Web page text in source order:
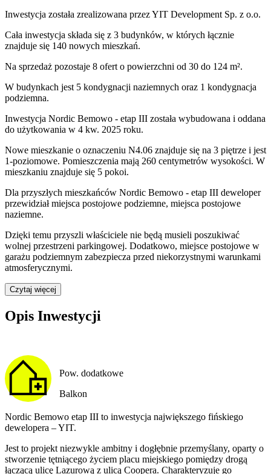
Inwestycja została zrealizowana przezYIT Development Sp. z o.o.
Cała inwestycja składa się z 3 budynków, w których łącznie
znajduje się 140 nowych mieszkań.
Na sprzedaż pozostaje 8 ofert o powierzchni od 30 do 124 m².
W budynkach jest 5 kondygnacji naziemnych oraz 1 kondygnacja
podziemna.
Inwestycja Nordic Bemowo - etap III została wybudowana i oddana
do użytkowania w 4 kw. 2025 roku.
Nowe mieszkanie o oznaczeniu N4.06 znajduje się na 3 piętrze i jest
1-poziomowe. Pomieszczenia mają 260 centymetrów wysokości. W
mieszkaniu znajduje się 5 pokoi.
Dla przyszłych mieszkańców Nordic Bemowo - etap III deweloper
przewidziałmiejsca postojowe podziemne, miejsca postojowe
naziemne.
Dzięki temu przyszli właściciele nie będą musieli poszukiwać
wolnej przestrzeni parkingowej. Dodatkowo, miejsce postojowe w
garażu podziemnym zabezpiecza przed niekorzystnymi warunkami
atmosferycznymi.
Czytaj więcej
Opis Inwestycji
Pow. dodatkowe
Balkon
Nordic Bemowo etap III to inwestycja największego fińskiego
dewelopera – YIT.
Jest to projekt niezwykle ambitny i dogłębnie przemyślany, oparty o
stworzenie tętniącego życiem placu miejskiego pomiędzy drogą
łączącą ulicę Lazurową z ulicą Coopera. Charakteryzuje go